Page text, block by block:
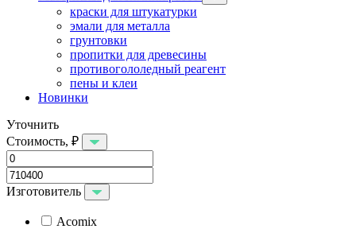
краски для штукатурки
эмали для металла
грунтовки
пропитки для древесины
противогололедный реагент
пены и клеи
Новинки
Уточнить
Стоимость, ₽
Изготовитель
Acomix